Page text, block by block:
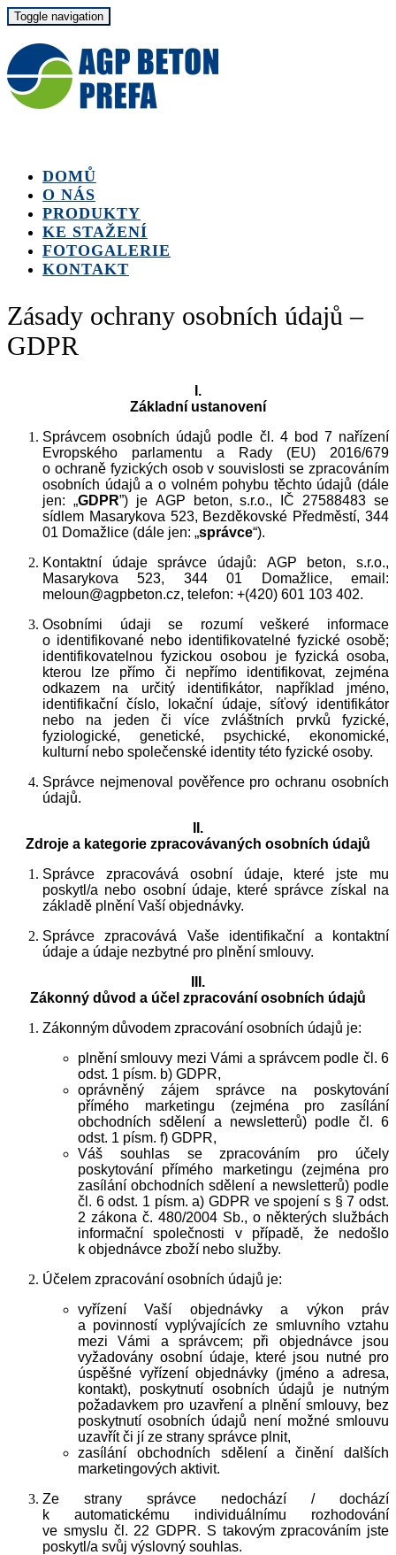
Toggle navigation
DOMŮ
O NÁS
PRODUKTY
KE STAŽENÍ
FOTOGALERIE
KONTAKT
Zásady ochrany osobních údajů –
GDPR
I.
Základní ustanovení
Správcem osobních údajů podle čl. 4 bod 7 nařízení
Evropského parlamentu a Rady (EU) 2016/679
o ochraně fyzických osob v souvislosti se zpracováním
osobních údajů a o volném pohybu těchto údajů (dále
jen: „GDPR”) je AGP beton, s.r.o., IČ 27588483 se
sídlem Masarykova 523, Bezděkovské Předměstí, 344
01 Domažlice (dále jen: „správce“).
Kontaktní údaje správce údajů: AGP beton, s.r.o.,
Masarykova 523, 344 01 Domažlice, email:
meloun@agpbeton.cz, telefon: +(420) 601 103 402.
Osobními údaji se rozumí veškeré informace
o identifikované nebo identifikovatelné fyzické osobě;
identifikovatelnou fyzickou osobou je fyzická osoba,
kterou lze přímo či nepřímo identifikovat, zejména
odkazem na určitý identifikátor, například jméno,
identifikační číslo, lokační údaje, síťový identifikátor
nebo na jeden či více zvláštních prvků fyzické,
fyziologické, genetické, psychické, ekonomické,
kulturní nebo společenské identity této fyzické osoby.
Správce nejmenoval pověřence pro ochranu osobních
údajů.
II.
Zdroje a kategorie zpracovávaných osobních údajů
Správce zpracovává osobní údaje, které jste mu
poskytl/a nebo osobní údaje, které správce získal na
základě plnění Vaší objednávky.
Správce zpracovává Vaše identifikační a kontaktní
údaje a údaje nezbytné pro plnění smlouvy.
III.
Zákonný důvod a účel zpracování osobních údajů
Zákonným důvodem zpracování osobních údajů je:
plnění smlouvy mezi Vámi a správcem podle čl. 6
odst. 1 písm. b) GDPR,
oprávněný zájem správce na poskytování
přímého marketingu (zejména pro zasílání
obchodních sdělení a newsletterů) podle čl. 6
odst. 1 písm. f) GDPR,
Váš souhlas se zpracováním pro účely
poskytování přímého marketingu (zejména pro
zasílání obchodních sdělení a newsletterů) podle
čl. 6 odst. 1 písm. a) GDPR ve spojení s § 7 odst.
2 zákona č. 480/2004 Sb., o některých službách
informační společnosti v případě, že nedošlo
k objednávce zboží nebo služby.
Účelem zpracování osobních údajů je:
vyřízení Vaší objednávky a výkon práv
a povinností vyplývajících ze smluvního vztahu
mezi Vámi a správcem; při objednávce jsou
vyžadovány osobní údaje, které jsou nutné pro
úspěšné vyřízení objednávky (jméno a adresa,
kontakt), poskytnutí osobních údajů je nutným
požadavkem pro uzavření a plnění smlouvy, bez
poskytnutí osobních údajů není možné smlouvu
uzavřít či jí ze strany správce plnit,
zasílání obchodních sdělení a činění dalších
marketingových aktivit.
Ze strany správce nedochází / dochází
k automatickému individuálnímu rozhodování
ve smyslu čl. 22 GDPR. S takovým zpracováním jste
poskytl/a svůj výslovný souhlas.